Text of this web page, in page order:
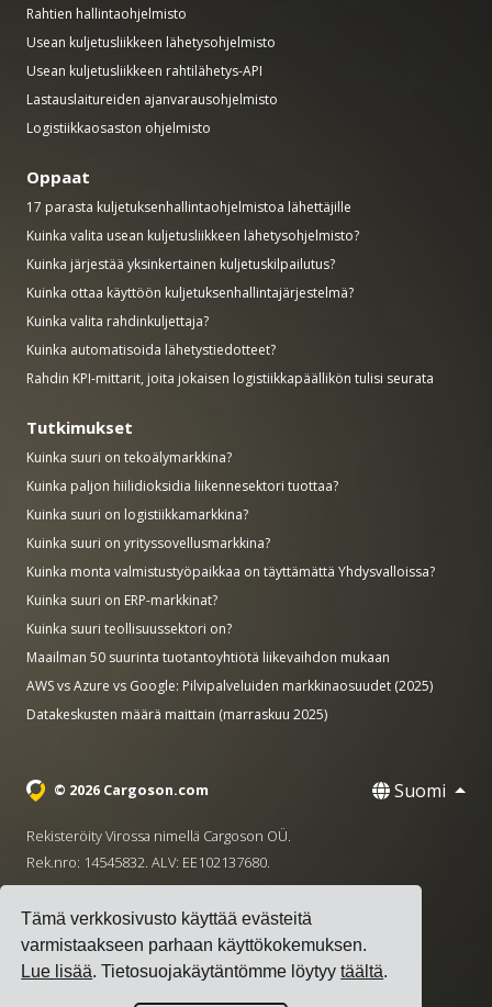
Tämä verkkosivusto käyttää evästeitä
varmistaakseen parhaan käyttökokemuksen.
Lue lisää. Tietosuojakäytäntömme löytyytäältä.
Rahtien hallintaohjelmisto
Usean kuljetusliikkeen lähetysohjelmisto
Usean kuljetusliikkeen rahtilähetys-API
Lastauslaitureiden ajanvarausohjelmisto
Logistiikkaosaston ohjelmisto
Oppaat
17 parasta kuljetuksenhallintaohjelmistoa lähettäjille
Kuinka valita usean kuljetusliikkeen lähetysohjelmisto?
Kuinka järjestää yksinkertainen kuljetuskilpailutus?
Kuinka ottaa käyttöön kuljetuksenhallintajärjestelmä?
Kuinka valita rahdinkuljettaja?
Kuinka automatisoida lähetystiedotteet?
Rahdin KPI-mittarit, joita jokaisen logistiikkapäällikön tulisi seurata
Tutkimukset
Kuinka suuri on tekoälymarkkina?
Kuinka paljon hiilidioksidia liikennesektori tuottaa?
Kuinka suuri on logistiikkamarkkina?
Kuinka suuri on yrityssovellusmarkkina?
Kuinka monta valmistustyöpaikkaa on täyttämättä Yhdysvalloissa?
Kuinka suuri on ERP-markkinat?
Kuinka suuri teollisuussektori on?
Maailman 50 suurinta tuotantoyhtiötä liikevaihdon mukaan
AWS vs Azure vs Google: Pilvipalveluiden markkinaosuudet (2025)
Datakeskusten määrä maittain (marraskuu 2025)
© 2026 Cargoson.com Suomi
Rekisteröity Virossa nimellä Cargoson OÜ.
Rek.nro: 14545832. ALV: EE102137680.
· hello@cargoson.com
Käyttöehdot Tietosuojakäytäntö Evästekäytäntö